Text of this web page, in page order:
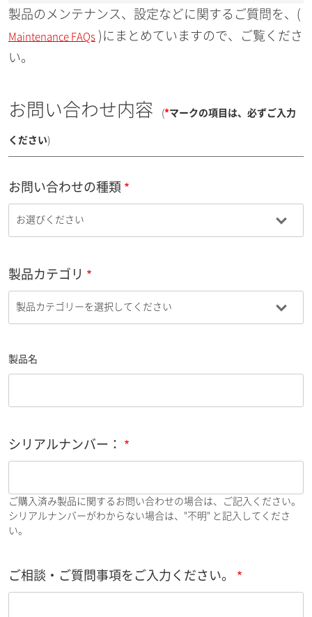
製品のメンテナンス、設定などに関するご質問を、(
Maintenance FAQs )にまとめていますので、ご覧くださ
い。
お問い合わせ内容 (*マークの項目は、必ずご入力
ください)
お問い合わせの種類
製品カテゴリ
製品名
シリアルナンバー：
ご購入済み製品に関するお問い合わせの場合は、ご記入ください。
シリアルナンバーがわからない場合は、"不明" と記入してくださ
い。
ご相談・ご質問事項をご入力ください。